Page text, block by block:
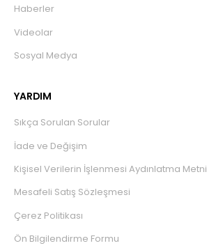
Haberler
Videolar
Sosyal Medya
YARDIM
Sıkça Sorulan Sorular
İade ve Değişim
Kişisel Verilerin İşlenmesi Aydınlatma Metni
Mesafeli Satış Sözleşmesi
Çerez Politikası
Ön Bilgilendirme Formu